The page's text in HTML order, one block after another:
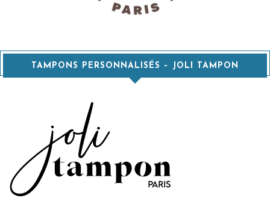
TAMPONS PERSONNALISÉS – JOLI TAMPON